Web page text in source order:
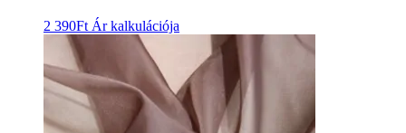
2 390Ft Ár kalkulációja